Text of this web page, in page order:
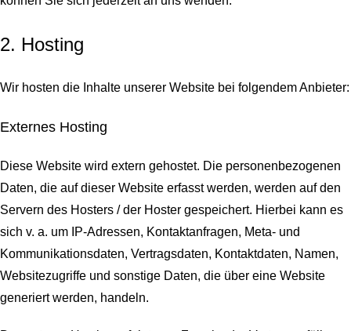
2. Hosting
Wir hosten die Inhalte unserer Website bei folgendem Anbieter:
Externes Hosting
Diese Website wird extern gehostet. Die personenbezogenen
Daten, die auf dieser Website erfasst werden, werden auf den
Servern des Hosters / der Hoster gespeichert. Hierbei kann es
sich v. a. um IP-Adressen, Kontaktanfragen, Meta- und
Kommunikationsdaten, Vertragsdaten, Kontaktdaten, Namen,
Websitezugriffe und sonstige Daten, die über eine Website
generiert werden, handeln.